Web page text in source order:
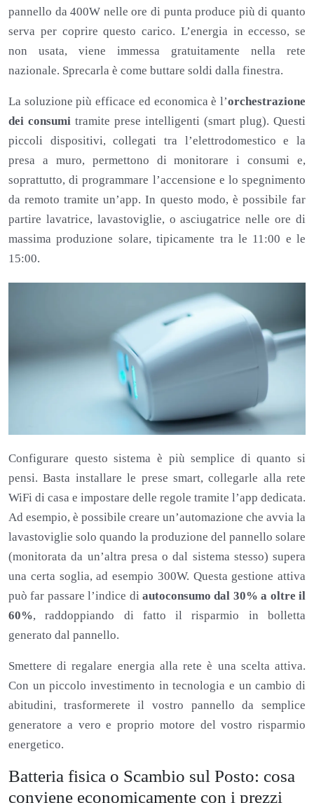
pannello da 400W nelle ore di punta produce più di quanto
serva per coprire questo carico. L’energia in eccesso, se
non usata, viene immessa gratuitamente nella rete
nazionale. Sprecarla è come buttare soldi dalla finestra.
La soluzione più efficace ed economica è l’orchestrazione
dei consumi tramite prese intelligenti (smart plug). Questi
piccoli dispositivi, collegati tra l’elettrodomestico e la
presa a muro, permettono di monitorare i consumi e,
soprattutto, di programmare l’accensione e lo spegnimento
da remoto tramite un’app. In questo modo, è possibile far
partire lavatrice, lavastoviglie, o asciugatrice nelle ore di
massima produzione solare, tipicamente tra le 11:00 e le
15:00.
Configurare questo sistema è più semplice di quanto si
pensi. Basta installare le prese smart, collegarle alla rete
WiFi di casa e impostare delle regole tramite l’app dedicata.
Ad esempio, è possibile creare un’automazione che avvia la
lavastoviglie solo quando la produzione del pannello solare
(monitorata da un’altra presa o dal sistema stesso) supera
una certa soglia, ad esempio 300W. Questa gestione attiva
può far passare l’indice di autoconsumo dal 30% a oltre il
60%, raddoppiando di fatto il risparmio in bolletta
generato dal pannello.
Smettere di regalare energia alla rete è una scelta attiva.
Con un piccolo investimento in tecnologia e un cambio di
abitudini, trasformerete il vostro pannello da semplice
generatore a vero e proprio motore del vostro risparmio
energetico.
Batteria fisica o Scambio sul Posto: cosa
conviene economicamente con i prezzi